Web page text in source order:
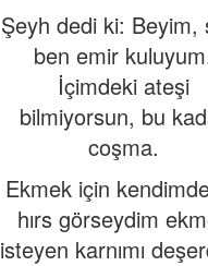
Şeyh dedi ki: Beyim,
ben emir
İçimdeki ateşi
bilmiyorsun, bu
coşma.
Ekmek için
hırs görseydim
isteyen karnımı